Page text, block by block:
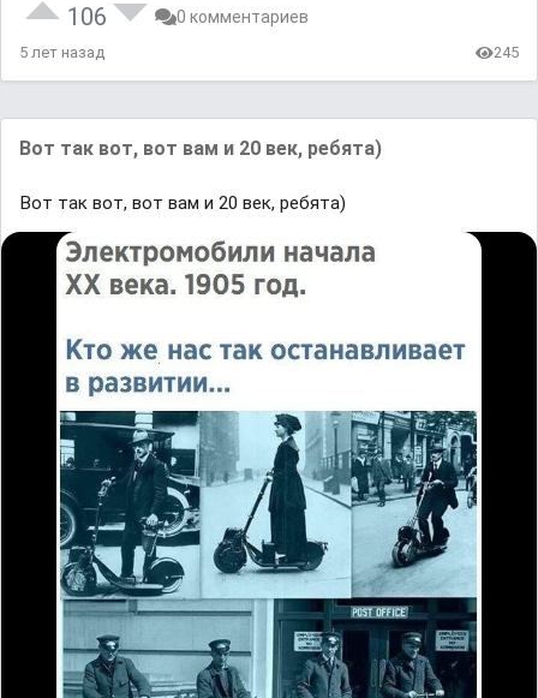
106 0 комментариев
5 лет назад 245
Вот так вот, вот вам и 20 век, ребята)
Вот так вот, вот вам и 20 век, ребята)